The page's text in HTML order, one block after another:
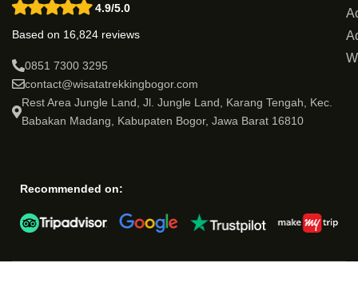
4.9/5.0
Based on 16,824 reviews
0851 7300 3295
contact@wisatatrekkingbogor.com
Rest Area Jungle Land, Jl. Jungle Land, Karang Tengah, Kec.
Babakan Madang, Kabupaten Bogor, Jawa Barat 16810
Recommended on: